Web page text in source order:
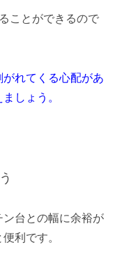
ことができるので
れてくる心配があ
しょう。
台との幅に余裕が
利です。